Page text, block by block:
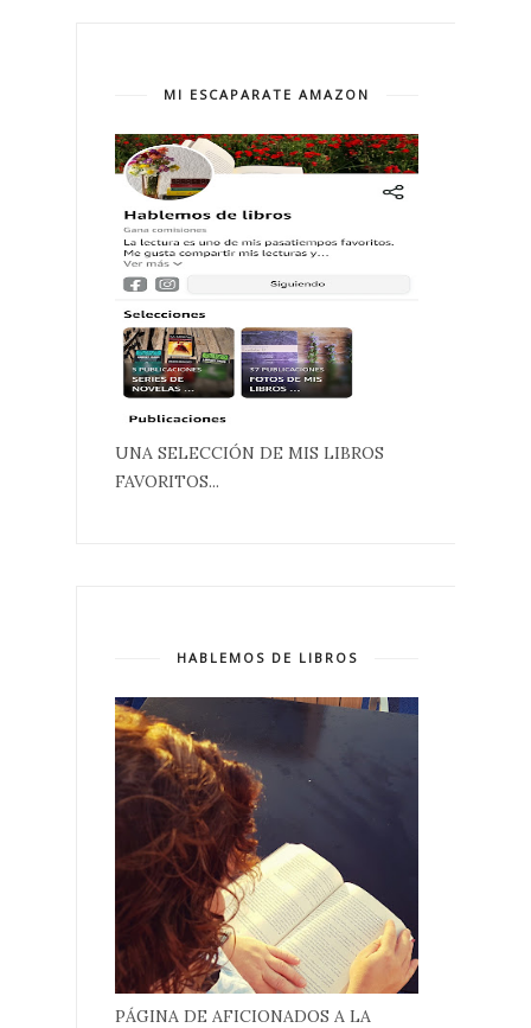
MI ESCAPARATE AMAZON
UNA SELECCIÓN DE MIS LIBROS
FAVORITOS...
HABLEMOS DE LIBROS
PÁGINA DE AFICIONADOS A LA